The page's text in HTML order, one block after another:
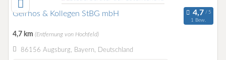
Geirhos & Kollegen StBG mbH
1 Bew.
4,7 km (Entfernung von Hochfeld)
86156 Augsburg, Bayern, Deutschland